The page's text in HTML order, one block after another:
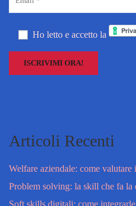
Ho letto e accetto la
Articoli Recenti
Welfare aziendale: come
Problem solving: la skill che fa la